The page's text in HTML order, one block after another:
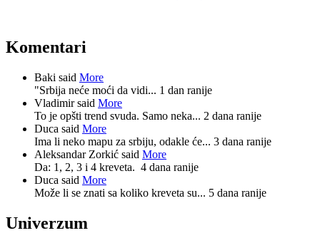
Komentari
Baki said More
"Srbija neće moći da vidi... 1 dan ranije
Vladimir said More
To je opšti trend svuda. Samo neka... 2 dana ranije
Duca said More
Ima li neko mapu za srbiju, odakle će... 3 dana ranije
Aleksandar Zorkić said More
Da: 1, 2, 3 i 4 kreveta. 4 dana ranije
Duca said More
Može li se znati sa koliko kreveta su... 5 dana ranije
Univerzum